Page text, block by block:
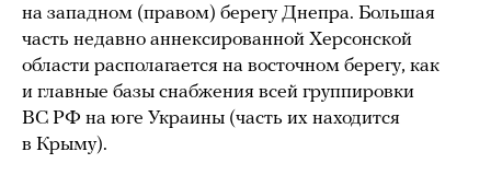
на западном (правом) берегу Днепра. Большая
часть недавно аннексированной Херсонской
области располагается на восточном берегу, как
и главные базы снабжения всей группировки
ВС РФ на юге Украины (часть их находится
в Крыму).